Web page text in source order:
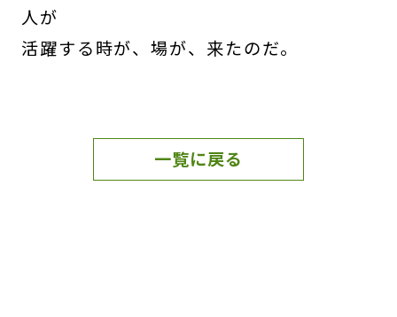
人が
活躍する時が、場が、来たのだ。
一覧に戻る